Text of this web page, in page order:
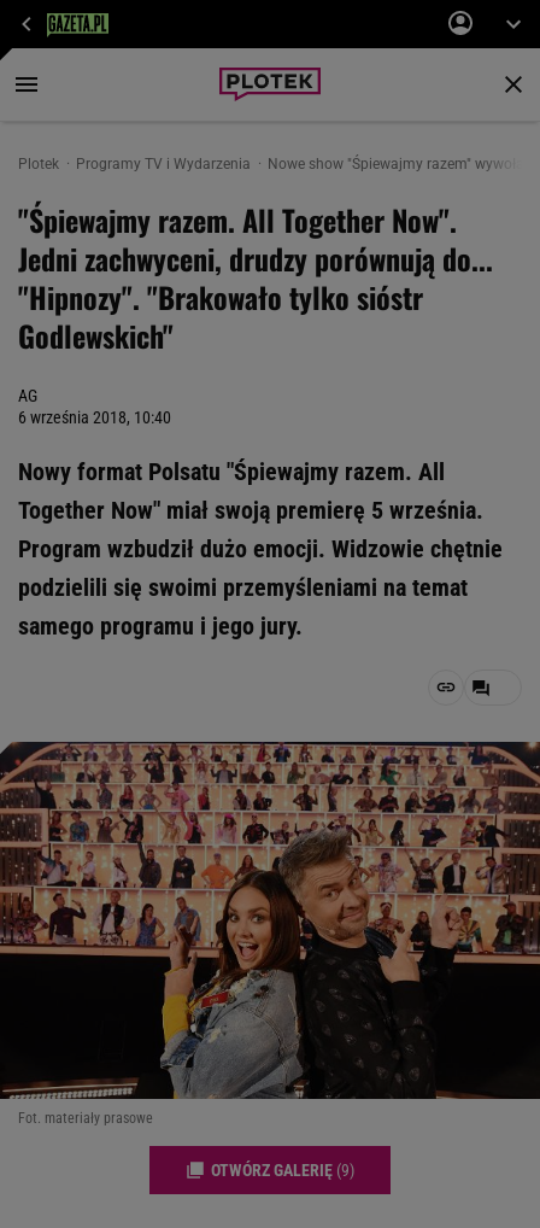
Plotek Programy TV i Wydarzenia Nowe show "Śpiewajmy razem"
"Śpiewajmy razem. All Together Now".
Jedni zachwyceni, drudzy porównują do...
"Hipnozy". "Brakowało tylko sióstr
Godlewskich"
AG
6 września 2018, 10:40
Nowy format Polsatu "Śpiewajmy razem. All
Together Now" miał swoją premierę 5 września.
Program wzbudził dużo emocji. Widzowie chętnie
podzielili się swoimi przemyśleniami na temat
samego programu i jego jury.
Fot. materiały prasowe
OTWÓRZ GALERIĘ (9)